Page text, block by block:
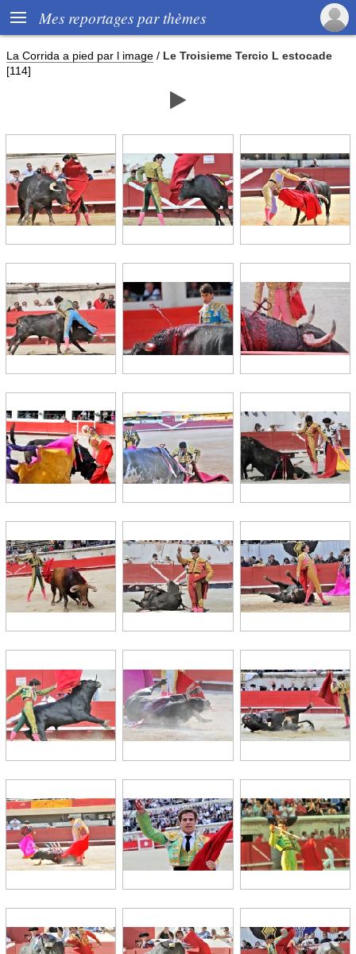
 Mes reportages par thèmes
La Corrida a pied par l image / Le Troisieme Tercio L estocade
[114]
